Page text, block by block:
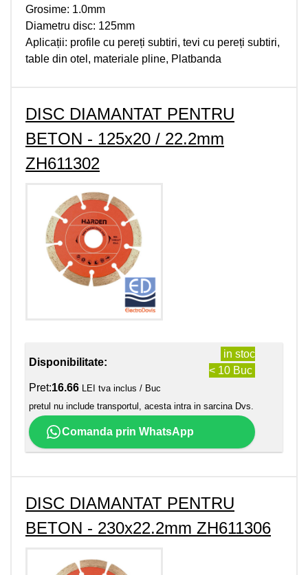
Grosime: 1.0mm
Diametru disc: 125mm
Aplicații: profile cu pereți subtiri, tevi cu pereți subtiri,
table din otel, materiale pline, Platbanda
DISC DIAMANTAT PENTRU
BETON - 125x20 / 22.2mm
ZH611302
Disponibilitate:
in stoc
< 10 Buc
Pret:16.66 LEI tva inclus / Buc
pretul nu include transportul, acesta intra in sarcina Dvs.
Comanda prin WhatsApp
DISC DIAMANTAT PENTRU
BETON - 230x22.2mm ZH611306